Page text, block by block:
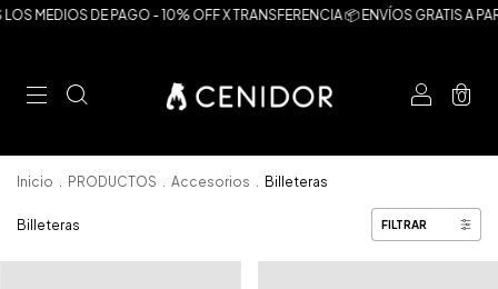
MEDIOS DE PAGO - 10% OFF X TRANSFERENCIA 📦 ENVÍOS GRATIS A
0
Inicio . PRODUCTOS . Accesorios . Billeteras
Billeteras FILTRAR